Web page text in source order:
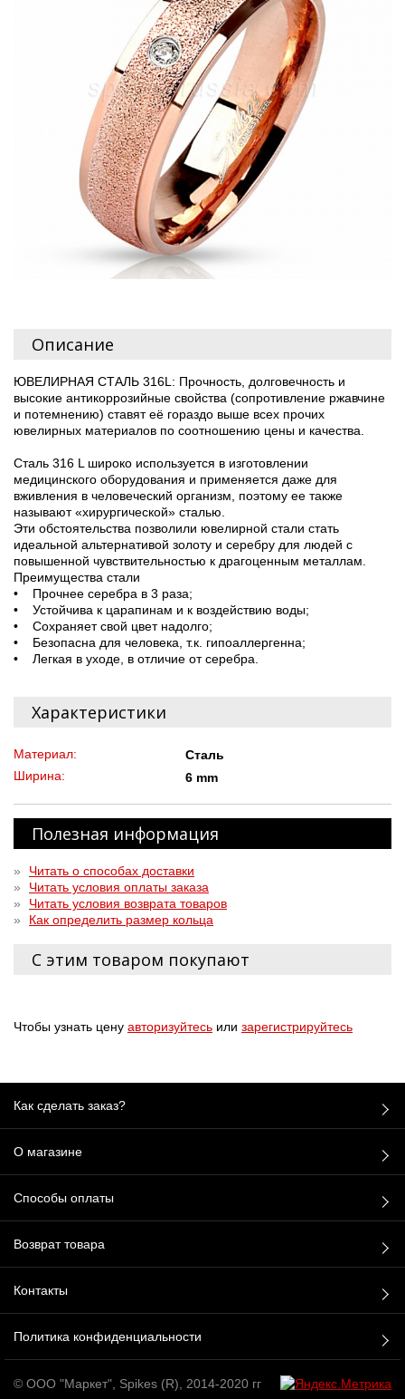
Описание
ЮВЕЛИРНАЯ СТАЛЬ 316L: Прочность, долговечность и
высокие антикоррозийные свойства (сопротивление ржавчине
и потемнению) ставят её гораздо выше всех прочих
ювелирных материалов по соотношению цены и качества.
Сталь 316 L широко используется в изготовлении
медицинского оборудования и применяется даже для
вживления в человеческий организм, поэтому ее также
называют «хирургической» сталью.
Эти обстоятельства позволили ювелирной стали стать
идеальной альтернативой золоту и серебру для людей с
повышенной чувствительностью к драгоценным металлам.
Преимущества стали
• Прочнее серебра в 3 раза;
• Устойчива к царапинам и к воздействию воды;
• Сохраняет свой цвет надолго;
• Безопасна для человека, т.к. гипоаллергенна;
• Легкая в уходе, в отличие от серебра.
Характеристики
Материал:
Сталь
Ширина:
6 mm
Полезная информация
»
Читать о способах доставки
»
Читать условия оплаты заказа
»
Читать условия возврата товаров
»
Как определить размер кольца
С этим товаром покупают
Чтобы узнать цену авторизуйтесь или зарегистрируйтесь
Как сделать заказ?
О магазине
Способы оплаты
Возврат товара
Контакты
Политика конфиденциальности
© ООО "Маркет", Spikes (R), 2014-2020 гг